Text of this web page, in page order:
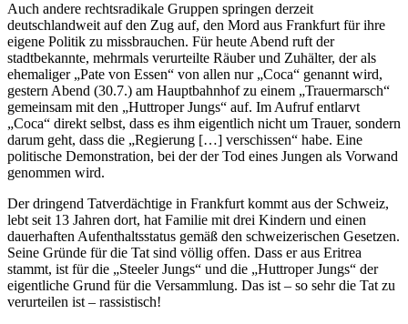
Auch andere rechtsradikale Gruppen springen derzeit
deutschlandweit auf den Zug auf, den Mord aus Frankfurt für ihre
eigene Politik zu missbrauchen. Für heute Abend ruft der
stadtbekannte, mehrmals verurteilte Räuber und Zuhälter, der als
ehemaliger „Pate von Essen“ von allen nur „Coca“ genannt wird,
gestern Abend (30.7.) am Hauptbahnhof zu einem „Trauermarsch“
gemeinsam mit den „Huttroper Jungs“ auf. Im Aufruf entlarvt
„Coca“ direkt selbst, dass es ihm eigentlich nicht um Trauer, sondern
darum geht, dass die „Regierung […] verschissen“ habe. Eine
politische Demonstration, bei der der Tod eines Jungen als Vorwand
genommen wird.
Der dringend Tatverdächtige in Frankfurt kommt aus der Schweiz,
lebt seit 13 Jahren dort, hat Familie mit drei Kindern und einen
dauerhaften Aufenthaltsstatus gemäß den schweizerischen Gesetzen.
Seine Gründe für die Tat sind völlig offen. Dass er aus Eritrea
stammt, ist für die „Steeler Jungs“ und die „Huttroper Jungs“ der
eigentliche Grund für die Versammlung. Das ist – so sehr die Tat zu
verurteilen ist – rassistisch!